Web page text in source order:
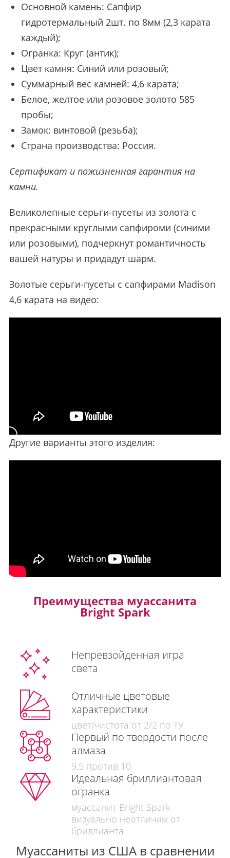
Основной камень: Сапфир
гидротермальный 2шт. по 8мм (2,3 карата
каждый);
Огранка: Круг (антик);
Цвет камня: Синий или розовый;
Суммарный вес камней: 4,6 карата;
Белое, желтое или розовое золото 585
пробы;
Замок: винтовой (резьба);
Страна производства: Россия.
Сертификат и пожизненная гарантия на
камни.
Великолепные серьги-пусеты из золота с
прекрасными круглыми сапфироми (синими
или розовыми), подчеркнут романтичность
вашей натуры и придадут шарм.
Золотые серьги-пусеты с сапфирами Madison
4,6 карата на видео:
Другие варианты этого изделия:
Преимущества муассанита
Bright Spark
Непревзойденная игра
света
Отличные цветовые
характеристики
цвет/чистота от 2/2 по ТУ
Первый по твердости после
алмаза
9,5 против 10
Идеальная бриллиантовая
огранка
муассанит Bright Spark
визуально неотличим от
бриллианта
Муассаниты из США в сравнении